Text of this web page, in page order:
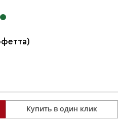
Купить в один клик